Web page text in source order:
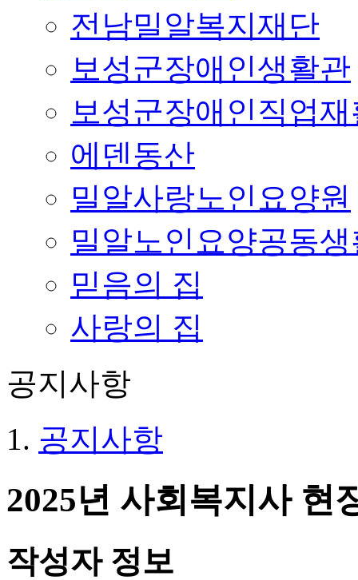
전남밀알복지재단
보성군장애인생활관
보성군장애인직업
에덴동산
밀알사랑노인요양원
밀알노인요양공동
믿음의 집
사랑의 집
공지사항
공지사항
2025년 사회복지사 현
작성자 정보